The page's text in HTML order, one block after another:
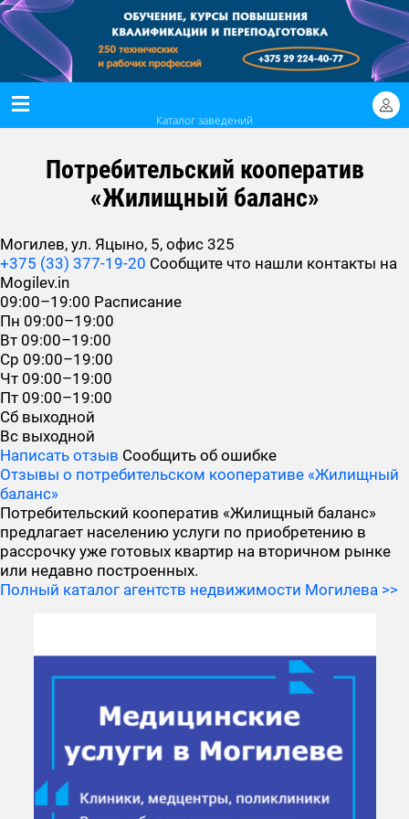
Каталог заведений
Потребительский кооператив
«Жилищный баланс»
Могилев, ул. Яцыно, 5, офис 325
+375 (33) 377-19-20 Сообщите что нашли контакты на
Mogilev.in
09:00–19:00 Расписание
Пн 09:00–19:00
Вт 09:00–19:00
Ср 09:00–19:00
Чт 09:00–19:00
Пт 09:00–19:00
Сб выходной
Вс выходной
Написать отзыв Сообщить об ошибке
Отзывы о потребительском кооперативе «Жилищный
баланс»
Потребительский кооператив «Жилищный баланс»
предлагает населению услуги по приобретению в
рассрочку уже готовых квартир на вторичном рынке
или недавно построенных.
Полный каталог агентств недвижимости Могилева >>